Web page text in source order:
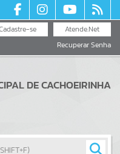
Atende.Net
se
Recuperar Senha
DE CACHOEIRINHA